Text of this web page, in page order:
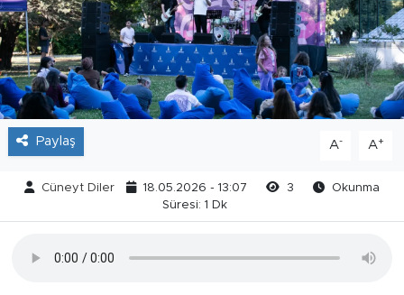
Paylaş A- A+
Cüneyt Diler 18.05.2026 - 13:07 3
Okunma
Süresi: 1 Dk